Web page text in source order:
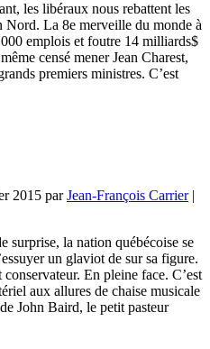
les libéraux nous rebattent les
La 8e merveille du monde à
emplois et foutre 14 milliards$
censé mener Jean Charest,
premiers ministres. C’est
2015 parJean-François Carrier|
surprise, la nation québécoise se
un glaviot de sur sa figure.
En pleine face. C’est
aux allures de chaise musicale
John Baird, le petit pasteur